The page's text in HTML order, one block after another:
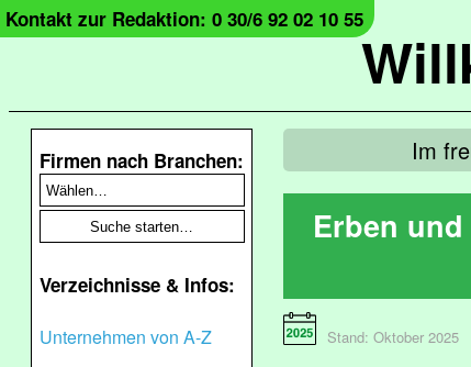
Kontakt zur Redaktion: 0 30/6 92 02 10 55
Firmen nach Branchen:
Verzeichnisse & Infos:
Unternehmen von A-Z
Im
Erben
Stand: Oktober 2025